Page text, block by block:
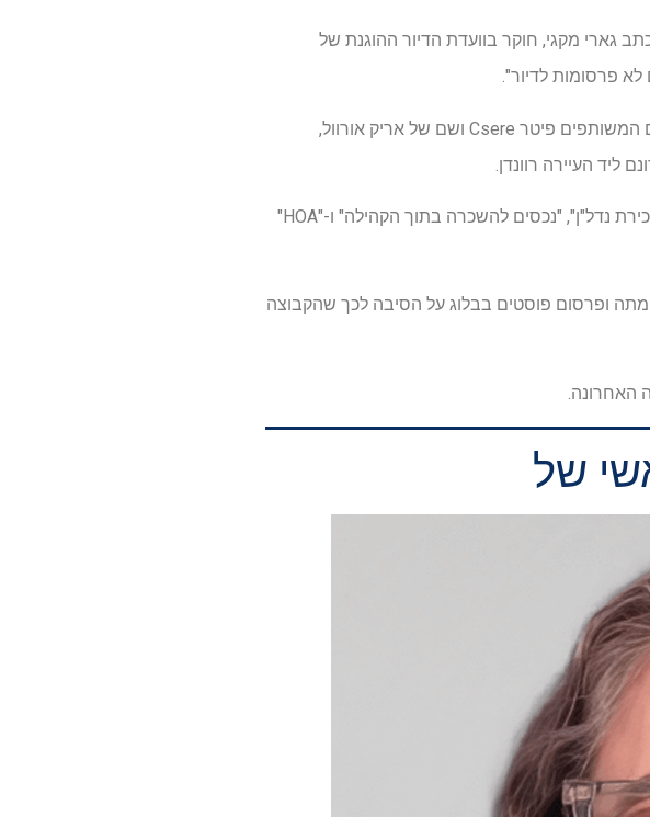
גארי מקגי, חוקר בוועדת הדיור ההוגנת של
לא פרסומות לדיור".
אבל הרישומים מראים שחברה בערבון מוגבל ב-Return to the Land, המייסדים המשותפים פיטר Csere ושם של אריק אורוול,
מתייחס ל"מכירת נדל"ן", "נכסים להשכרה בתוך הקהילה" ו-"HOA"
ופרסום פוסטים בבלוג על הסיבה לכך שהקבוצה
האחרונה.
של